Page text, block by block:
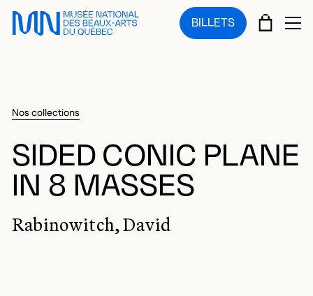
Sauter au menu principal
Sauter au contenu principal
Sauter au pied de page
BILLETS PANIER
Nos collections
SIDED CONIC PLANE
IN 8 MASSES
Rabinowitch, David